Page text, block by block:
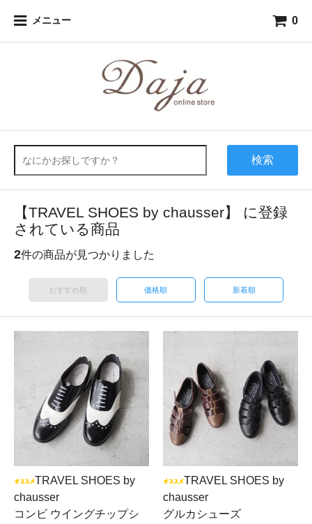
メニュー 0
検索
【TRAVEL SHOES by chausser】 に登録
されている商品
2件の商品が見つかりました
おすすめ順 価格順 新着順
TRAVEL SHOES by
chausser
コンビ ウイングチップシ
TRAVEL SHOES by
chausser
グルカシューズ